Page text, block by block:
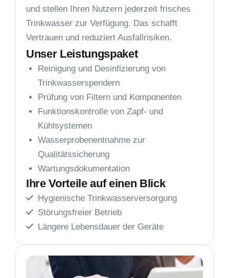
und stellen Ihren Nutzern jederzeit frisches
Trinkwasser zur Verfügung. Das schafft
Vertrauen und reduziert Ausfallrisiken.
Unser Leistungspaket
Reinigung und Desinfizierung von
Trinkwasserspendern
Prüfung von Filtern und Komponenten
Funktionskontrolle von Zapf- und
Kühlsystemen
Wasserprobenentnahme zur
Qualitätssicherung
Wartungsdokumentation
Ihre Vorteile auf einen Blick
Hygienische Trinkwasserversorgung
Störungsfreier Betrieb
Längere Lebensdauer der Geräte